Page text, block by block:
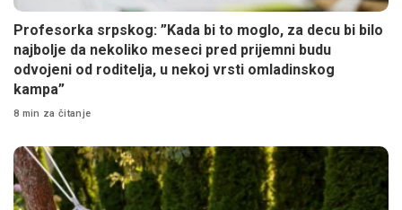
Profesorka srpskog: ”Kada bi to moglo, za decu bi bilo
najbolje da nekoliko meseci pred prijemni budu
odvojeni od roditelja, u nekoj vrsti omladinskog
kampa”
8 min za čitanje